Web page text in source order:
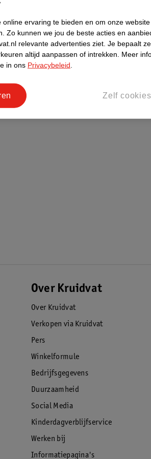
Over Kruidvat
Over Kruidvat
Verkopen via Kruidvat
Pers
Winkelformule
Bedrijfsgegevens
Duurzaamheid
Social Media
Kinderdagverblijfservice
Werken bij
Informatiepagina's
ervaring te bieden en om onze website
Zo kunnen we jou de beste acties en
relevante advertenties ziet. Je bepaalt
altijd aanpassen of intrekken.
Meer
in ons Privacybeleid
Zelf